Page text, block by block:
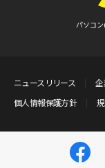
パソコン
ニュースリリース 企
個人情報保護方針